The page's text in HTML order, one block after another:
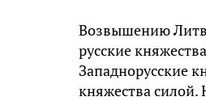
Возвышению
русские
Западнорусские
княжества силой.